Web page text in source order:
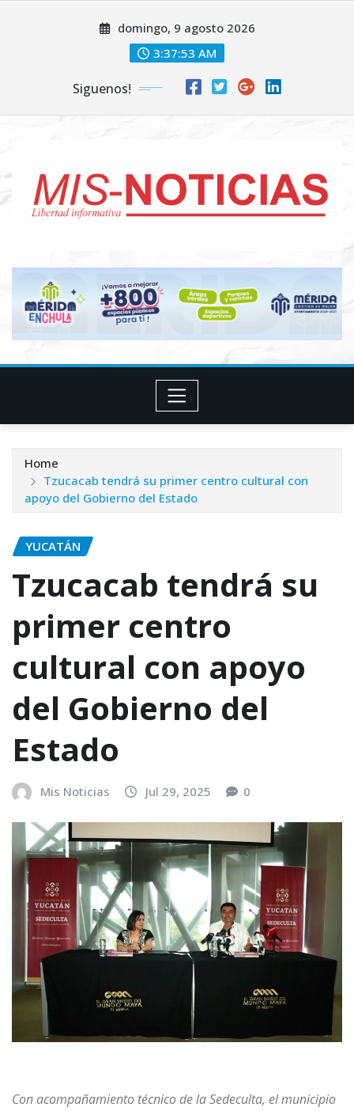
domingo, 9 agosto 2026
3:37:54 AM
Siguenos!
Home
Tzucacab tendrá su primer centro cultural con
apoyo del Gobierno del Estado
YUCATÁN
Tzucacab tendrá su
primer centro
cultural con apoyo
del Gobierno del
Estado
Mis Noticias Jul 29, 2025 0
Con acompañamiento técnico de la Sedeculta, el municipio